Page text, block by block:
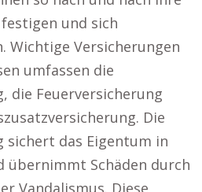
und sich
Wichtige Versicherungen
umfassen die
die Feuerversicherung
Die
sichert das Eigentum in
übernimmt Schäden durch
Vandalismus. Diese